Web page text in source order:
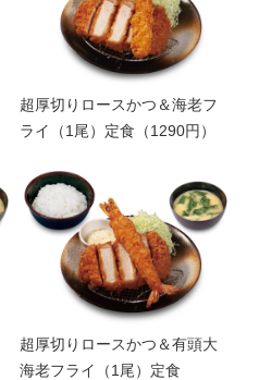
超厚切りロースかつ＆海老フ
ライ（1尾）定食（1290円）
超厚切りロースかつ＆有頭大
海老フライ（1尾）定食